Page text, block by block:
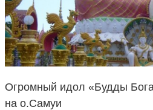
Огромный идол «Будды
на о.Самуи